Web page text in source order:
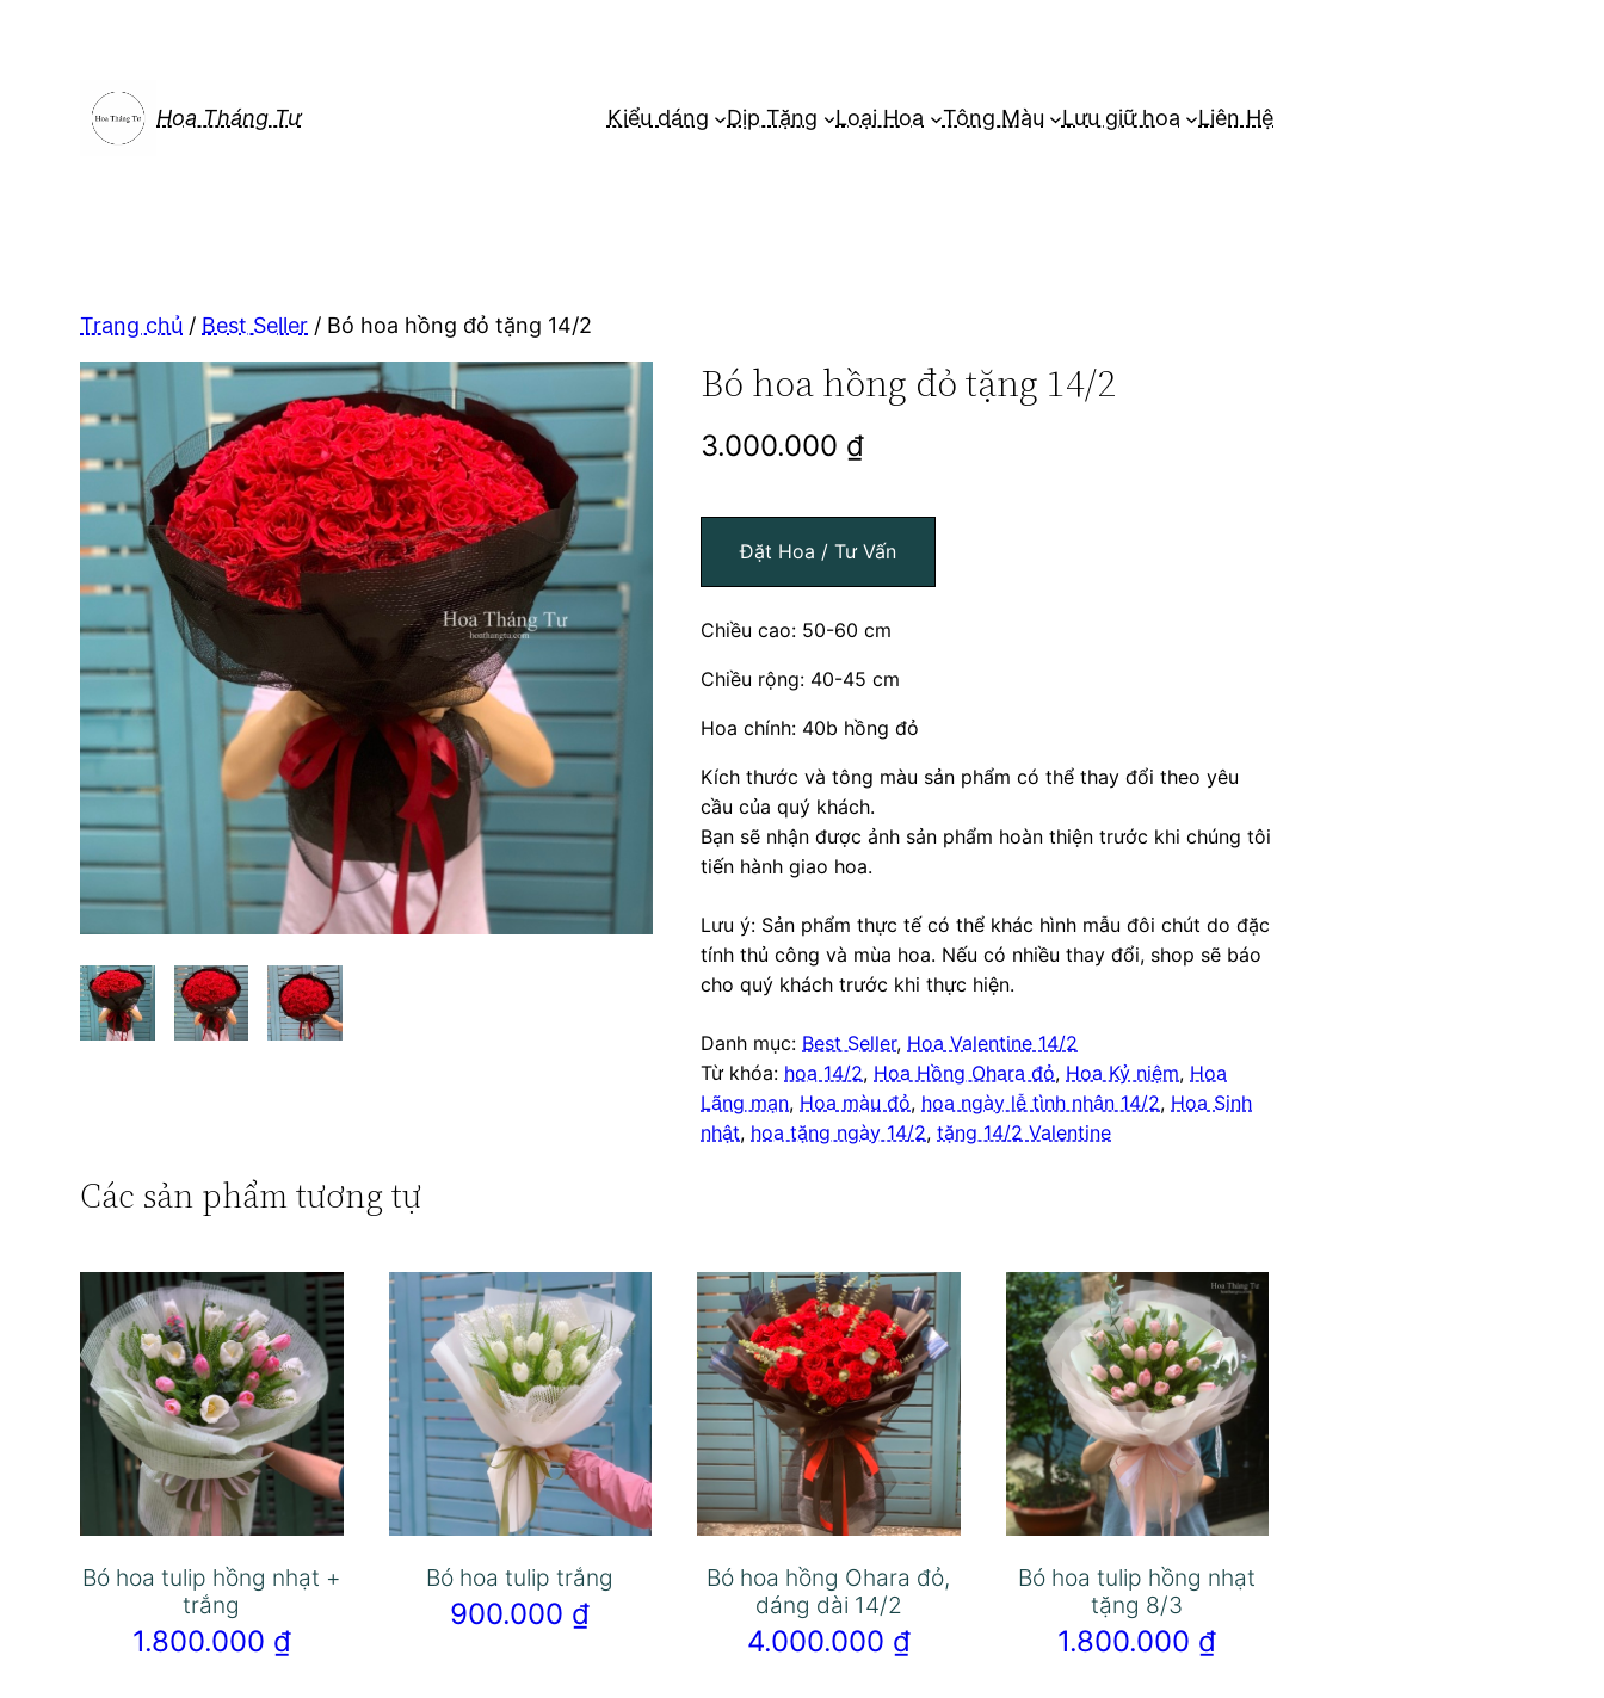
Hoa Tháng Tư Kiểu dáng Dịp Tặng Loại Hoa Tông Màu Lưu giữ hoa Liên Hệ
Trang chủ / Best Seller / Bó hoa hồng đỏ tặng 14/2
Bó hoa hồng đỏ tặng 14/2
3.000.000 ₫
Đặt Hoa / Tư Vấn
Chiều cao: 50-60 cm
Chiều rộng: 40-45 cm
Hoa chính: 40b hồng đỏ
Kích thước và tông màu sản phẩm có thể thay đổi theo yêu
cầu của quý khách.
Bạn sẽ nhận được ảnh sản phẩm hoàn thiện trước khi chúng tôi
tiến hành giao hoa.
Lưu ý: Sản phẩm thực tế có thể khác hình mẫu đôi chút do đặc
tính thủ công và mùa hoa. Nếu có nhiều thay đổi, shop sẽ báo
cho quý khách trước khi thực hiện.
Danh mục: Best Seller, Hoa Valentine 14/2
Từ khóa: hoa 14/2, Hoa Hồng Ohara đỏ, Hoa Kỷ niệm, Hoa
Lãng mạn, Hoa màu đỏ, hoa ngày lễ tình nhân 14/2, Hoa Sinh
nhật, hoa tặng ngày 14/2,tặng 14/2 Valentine
Các sản phẩm tương tự
Bó hoa tulip hồng nhạt +
trắng
1.800.000 ₫
Bó hoa tulip trắng
900.000 ₫
Bó hoa hồng Ohara đỏ,
dáng dài 14/2
4.000.000 ₫
Bó hoa tulip hồng nhạt
tặng 8/3
1.800.000 ₫